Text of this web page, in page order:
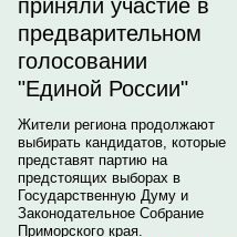
приняли участие в
предварительном
голосовании
"Единой России"
Жители региона продолжают
выбирать кандидатов, которые
представят партию на
предстоящих выборах в
Государственную Думу и
Законодательное Собрание
Приморского края.